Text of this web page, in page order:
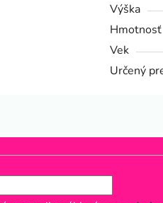
Výška
Hmotnosť
Vek
Určený